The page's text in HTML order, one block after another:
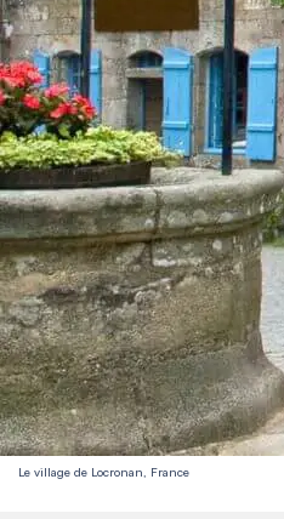
Le village de Locronan, France